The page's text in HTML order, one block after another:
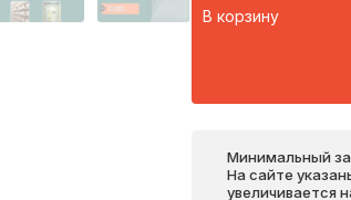
В корзину
Минимальный
На сайте
увеличивается